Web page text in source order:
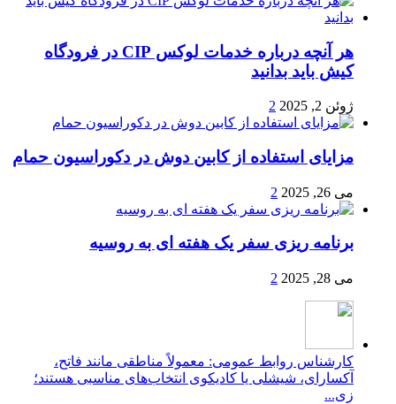
هر آنچه درباره خدمات لوکس CIP در فرودگاه‌
کیش باید بدانید
ژوئن 2, 2025 2
مزایای استفاده از کابین دوش در دکوراسیون حمام
می 26, 2025 2
برنامه ریزی سفر یک هفته ای به روسیه
می 28, 2025 2
کارشناس روابط عمومی: معمولاً مناطقی مانند فاتح،
آکسارای، شیشلی یا کادیکوی انتخاب‌های مناسبی هستند؛
زی...